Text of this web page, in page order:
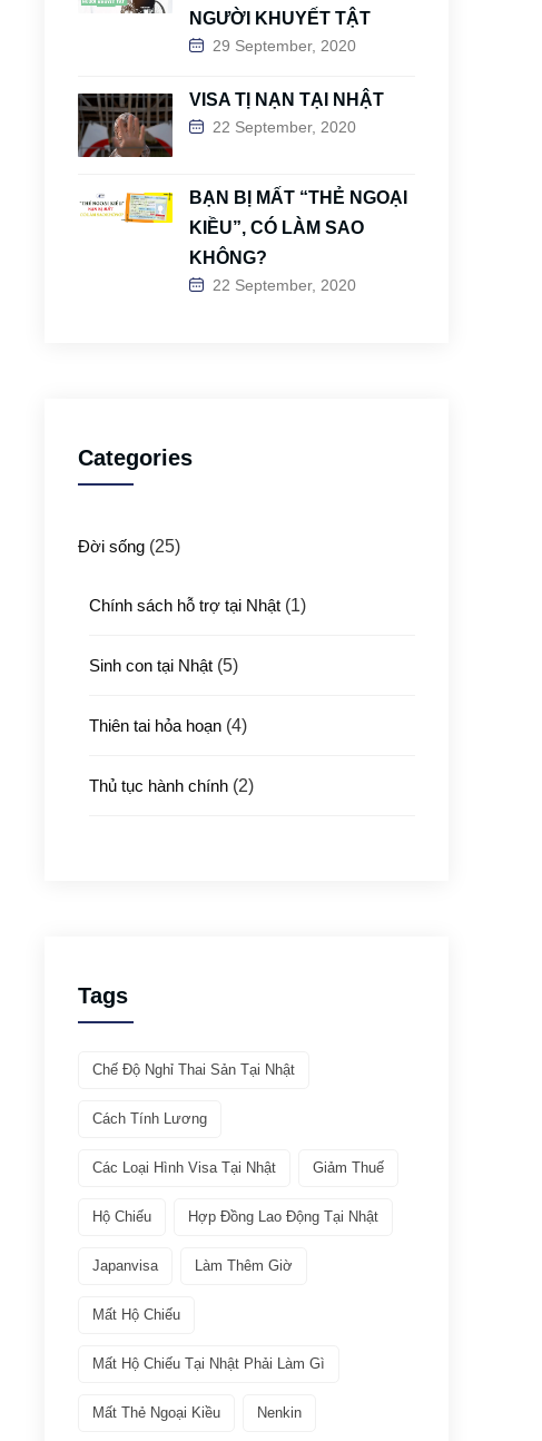
NGƯỜI KHUYẾT TẬT
29 September, 2020
VISA TỊ NẠN TẠI NHẬT
22 September, 2020
BẠN BỊ MẤT “THẺ NGOẠI
KIỀU”, CÓ LÀM SAO
KHÔNG?
22 September, 2020
Categories
Đời sống (25)
Chính sách hỗ trợ tại Nhật (1)
Sinh con tại Nhật (5)
Thiên tai hỏa hoạn (4)
Thủ tục hành chính (2)
Văn hóa & Du lịch
(19)
Bảo hiểm
Các ngành nghề quay lại Tokutei Gino
Tags
Chế Độ Nghỉ Thai Sản Tại Nhật
Cách Tính Lương
Các Loại Hình Visa Tại Nhật Giảm Thuế
Hộ Chiếu Hợp Đồng Lao Động Tại Nhật
Japanvisa Làm Thêm Giờ
Mất Hộ Chiếu
Mất Hộ Chiếu Tại Nhật Phải Làm Gì
Mất Thẻ Ngoại Kiều Nenkin